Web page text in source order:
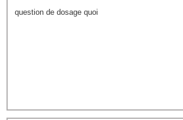
question de dosage quoi